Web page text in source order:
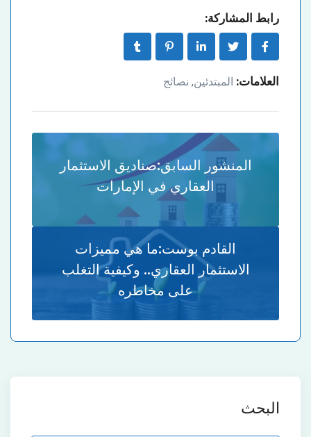
رابط المشاركة:
العلامات: المبتدئين, نصائج
المنشور السابق:صناديق الاستثمار
العقاري في الإمارات
القادم بوست:ما هي مميزات
الاستثمار العقاري.. وكيفية التغلب
على مخاطره
البحث